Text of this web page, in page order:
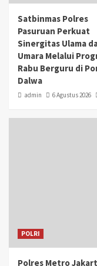
Satbinmas Polres
Pasuruan Perkuat
Sinergitas Ulama
Umara Melalui
Rabu Berguru di
Dalwa
admin 6 Agustus 2026
POLRI
Polres Metro